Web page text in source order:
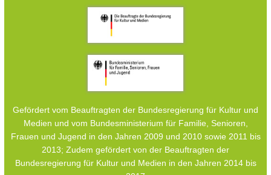
Gefördert vom Beauftragten der Bundesregierung für Kultur und
Medien und vom Bundesministerium für Familie, Senioren,
Frauen und Jugend in den Jahren 2009 und 2010 sowie 2011 bis
2013; Zudem gefördert von der Beauftragten der
Bundesregierung für Kultur und Medien in den Jahren 2014 bis